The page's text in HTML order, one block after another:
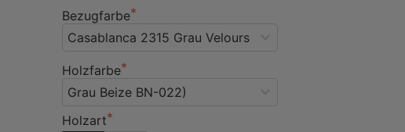
Bezugfarbe
Holzfarbe
Holzart